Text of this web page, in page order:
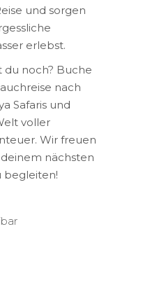
und sorgen
erlebst.
du noch? Buche
nach
Safaris und
voller
Wir freuen
nächsten
begleiten!